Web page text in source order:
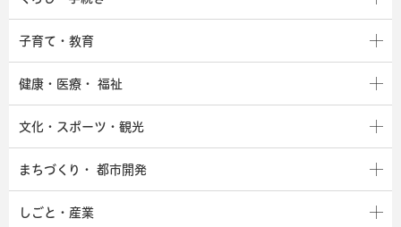
子育て・教育
健康・医療・ 福祉
文化・スポーツ・観光
まちづくり・ 都市開発
しごと・産業